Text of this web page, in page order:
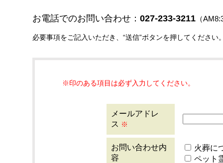
お電話でのお問い合わせ： 027-233-3211 （
必要事項をご記入いただき、“送信”ボタンを押してください
※印のある項目は必ず入力してください。
メールアドレ
ス ※
お問い合わせ内
容
火葬に
ペット